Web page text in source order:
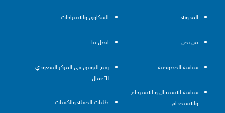
المدونة
من نحن
سياسة الخصوصية
سياسة الاستبدال و الاسترجاع
والاستخدام
الشكاوى والاقتراحات
اتصل بنا
رقم التوثيق في المركز السعودي
للأعمال
طلبات الجملة والكميات